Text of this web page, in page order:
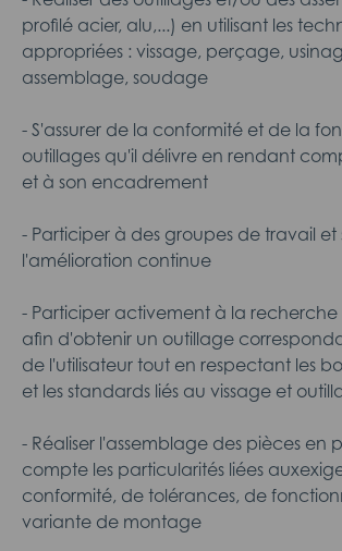
profilé acier, alu,...) en utilisant les
appropriées : vissage, perçage,
assemblage, soudage
- S'assurer de la conformité et de la
outillages qu'il délivre en rendant
et à son encadrement
- Participer à des groupes de travail et
l'amélioration continue
- Participer activement à la recherche
afin d'obtenir un outillage
de l'utilisateur tout en respectant les
et les standards liés au vissage et
- Réaliser l'assemblage des pièces en
compte les particularités liées
conformité, de tolérances, de
variante de montage